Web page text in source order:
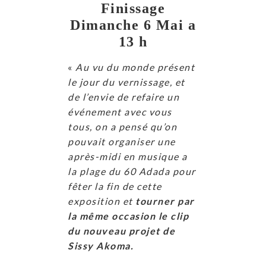
Finissage
Dimanche 6 Mai a
13 h
« Au vu du monde présent
le jour du vernissage, et
de l’envie de refaire un
événement avec vous
tous, on a pensé qu’on
pouvait organiser une
après-midi en musique a
la plage du 60 Adada pour
fêter la fin de cette
exposition ettourner par
la même occasion le clip
du nouveau projet de
Sissy Akoma.